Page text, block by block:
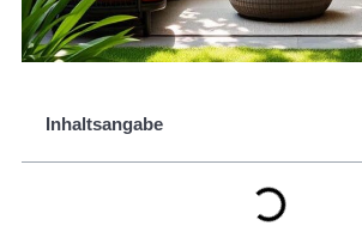
Inhaltsangabe